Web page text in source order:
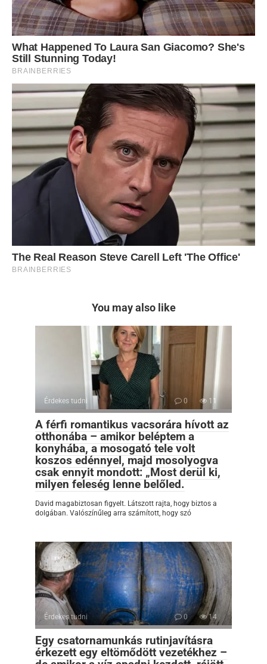
You may also like
Érdekes tudni 0 11
A férfi romantikus vacsorára hívott az
otthonába – amikor beléptem a
konyhába, a mosogató tele volt
koszos edénnyel, majd mosolyogva
csak ennyit mondott: „Most derül ki,
milyen feleség lenne belőled.
David magabiztosan figyelt. Látszott rajta, hogy biztos a
dolgában. Valószínűleg arra számított, hogy szó
Érdekes tudni 0 14
Egy csatornamunkás rutinjavításra
érkezett egy eltömődött vezetékhez –